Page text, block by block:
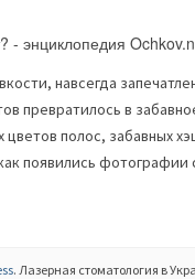
навсегда
превратилось в
полос, забавных
появились фотографии
. Лазерная стоматология в